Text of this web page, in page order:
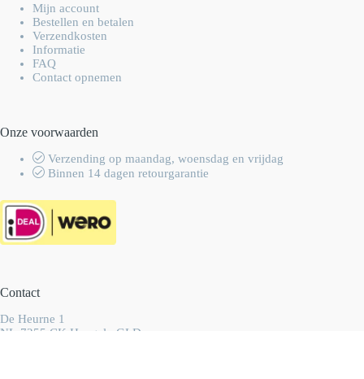
Mijn account
Bestellen en betalen
Verzendkosten
Informatie
FAQ
Contact opnemen
Onze voorwaarden
Verzending op maandag, woensdag en vrijdag
Binnen 14 dagen retourgarantie
Contact
De Heurne 1
NL-7255 CK Hengelo GLD